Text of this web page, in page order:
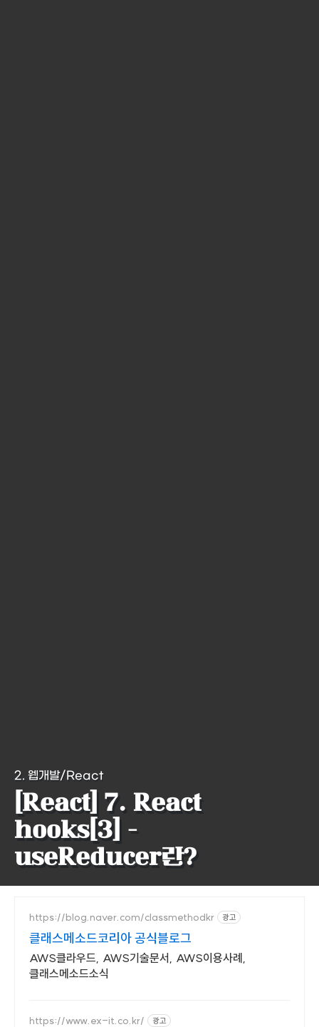
2. 웹개발/React
[React] 7. React
hooks[3] -
useReducer란?
https://blog.naver.com/classmethodkr 광고
클래스메소드코리아 공식블로그
AWS클라우드, AWS기술문서, AWS이용사례,
클래스메소드소식
https://www.ex-it.co.kr/ 광고